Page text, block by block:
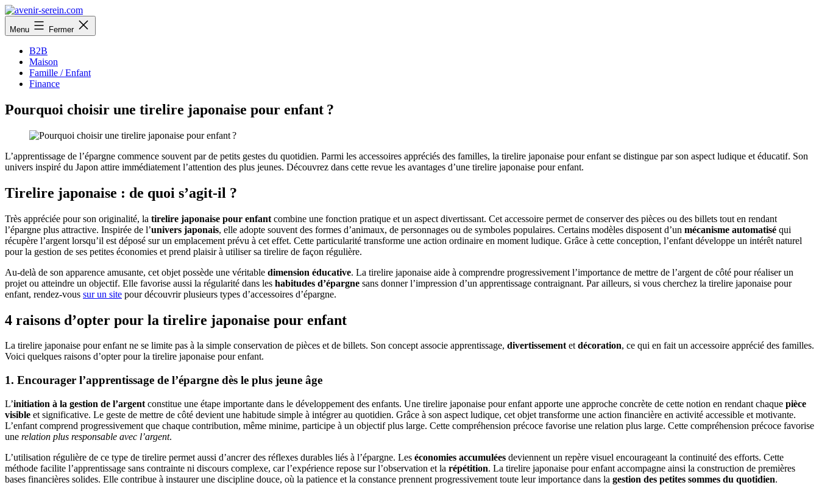
Aller
au
contenu
avenir-
serein.com
Menu Fermer
B2B
Maison
Famille / Enfant
Finance
Pourquoi choisir une tirelire japonaise pour enfant ?
L’apprentissage de l’épargne commence souvent par de petits gestes du quotidien. Parmi les accessoires appréciés des familles, la tirelire japonaise pour enfant se distingue par son aspect ludique et éducatif. Son
univers inspiré du Japon attire immédiatement l’attention des plus jeunes. Découvrez dans cette revue les avantages d’une tirelire japonaise pour enfant.
Tirelire japonaise : de quoi s’agit-il ?
Très appréciée pour son originalité, la tirelire japonaise pour enfant combine une fonction pratique et un aspect divertissant. Cet accessoire permet de conserver des pièces ou des billets tout en rendant
l’épargne plus attractive. Inspirée de l’univers japonais, elle adopte souvent des formes d’animaux, de personnages ou de symboles populaires. Certains modèles disposent d’un mécanisme automatisé qui
récupère l’argent lorsqu’il est déposé sur un emplacement prévu à cet effet. Cette particularité transforme une action ordinaire en moment ludique. Grâce à cette conception, l’enfant développe un intérêt naturel
pour la gestion de ses petites économies et prend plaisir à utiliser sa tirelire de façon régulière.
Au-delà de son apparence amusante, cet objet possède une véritable dimension éducative. La tirelire japonaise aide à comprendre progressivement l’importance de mettre de l’argent de côté pour réaliser un
projet ou atteindre un objectif. Elle favorise aussi la régularité dans les habitudes d’épargne sans donner l’impression d’un apprentissage contraignant. Par ailleurs, si vous cherchez la tirelire japonaise pour
enfant, rendez-vous sur un site pour découvrir plusieurs types d’accessoires d’épargne.
4 raisons d’opter pour la tirelire japonaise pour enfant
La tirelire japonaise pour enfant ne se limite pas à la simple conservation de pièces et de billets. Son concept associe apprentissage, divertissementetdécoration, ce qui en fait un accessoire apprécié des familles.
Voici quelques raisons d’opter pour la tirelire japonaise pour enfant.
1. Encourager l’apprentissage de l’épargne dès le plus jeune âge
L’initiation à la gestion de l’argent constitue une étape importante dans le développement des enfants. Une tirelire japonaise pour enfant apporte une approche concrète de cette notion en rendant chaque pièce
visible et significative. Le geste de mettre de côté devient une habitude simple à intégrer au quotidien. Grâce à son aspect ludique, cet objet transforme une action financière en activité accessible et motivante.
L’enfant comprend progressivement que chaque contribution, même minime, participe à un objectif plus large. Cette compréhension précoce favorise une relation plus large. Cette compréhension précoce favorise
une relation plus responsable avec l’argent.
L’utilisation régulière de ce type de tirelire permet aussi d’ancrer des réflexes durables liés à l’épargne. Les économies accumulées deviennent un repère visuel encourageant la continuité des efforts. Cette
méthode facilite l’apprentissage sans contrainte ni discours complexe, car l’expérience repose sur l’observation et la répétition. La tirelire japonaise pour enfant accompagne ainsi la construction de premières
bases financières solides. Elle contribue à instaurer une discipline douce, où la patience et la constance prennent progressivement toute leur importance dans la gestion des petites sommes du quotidien.